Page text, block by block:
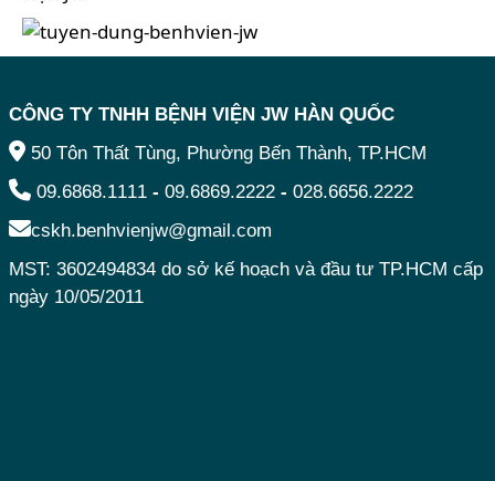
CÔNG TY TNHH BỆNH VIỆN JW HÀN QUỐC
50 Tôn Thất Tùng, Phường Bến Thành, TP.HCM
09.6868.1111 - 09.6869.2222 - 028.6656.2222
cskh.benhvienjw@gmail.com
MST: 3602494834 do sở kế hoạch và đầu tư TP.HCM cấp
ngày 10/05/2011